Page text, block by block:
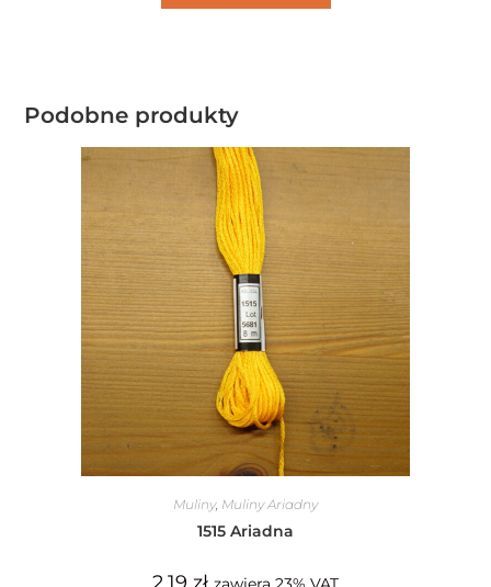
Podobne produkty
Muliny, Muliny Ariadny
1515 Ariadna